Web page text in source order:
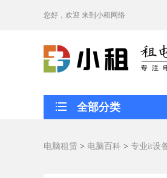
您好，欢迎 来到小租网络
全部分类
电脑租赁 > 电脑百科 > 专业it设